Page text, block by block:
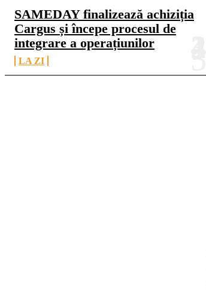
SAMEDAY finalizează achiziția
Cargus și începe procesul de
integrare a operațiunilor
LA ZI